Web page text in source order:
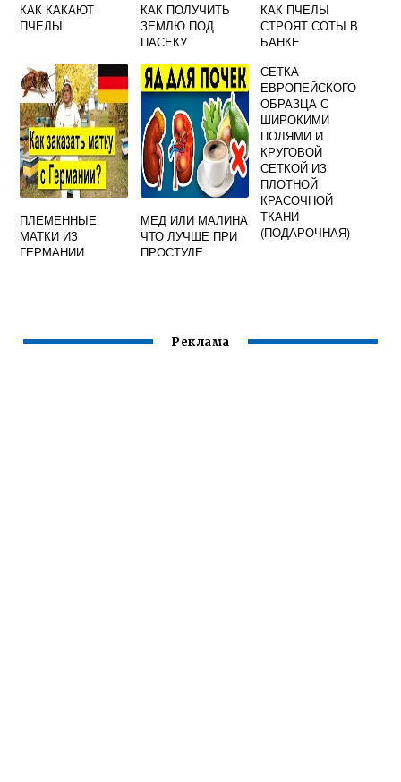
КАК КАКАЮТ
ПЧЕЛЫ
КАК ПОЛУЧИТЬ
ЗЕМЛЮ ПОД
ПАСЕКУ
КАК ПЧЕЛЫ
СТРОЯТ СОТЫ В
БАНКЕ
ПЛЕМЕННЫЕ
МАТКИ ИЗ
ГЕРМАНИИ
МЕД ИЛИ МАЛИНА
ЧТО ЛУЧШЕ ПРИ
ПРОСТУДЕ
СЕТКА
ЕВРОПЕЙСКОГО
ОБРАЗЦА С
ШИРОКИМИ
ПОЛЯМИ И
КРУГОВОЙ
СЕТКОЙ ИЗ
ПЛОТНОЙ
КРАСОЧНОЙ
ТКАНИ
(ПОДАРОЧНАЯ)
Реклама